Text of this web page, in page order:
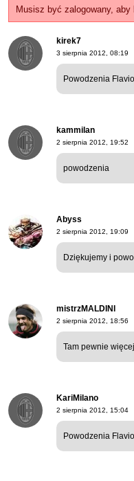
Musisz być zalogowany, aby
kirek7
3 sierpnia 2012, 08:19
Powodzenia Flavio
kammilan
2 sierpnia 2012, 19:52
powodzenia
Abyss
2 sierpnia 2012, 19:09
Dziękujemy i
mistrzMALDINI
2 sierpnia 2012, 18:56
Tam pewnie
KariMilano
2 sierpnia 2012, 15:04
Powodzenia